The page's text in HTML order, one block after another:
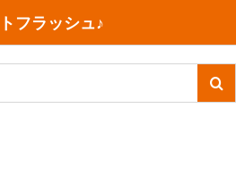
フラッシュ♪